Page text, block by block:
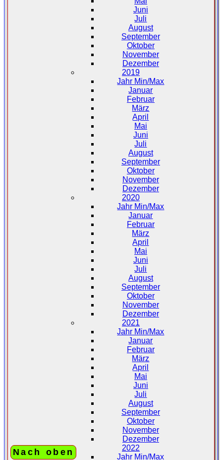
Juni
Juli
August
September
Oktober
November
Dezember
2019
Jahr Min/Max
Januar
Februar
März
April
Mai
Juni
Juli
August
September
Oktober
November
Dezember
2020
Jahr Min/Max
Januar
Februar
März
April
Mai
Juni
Juli
August
September
Oktober
November
Dezember
2021
Jahr Min/Max
Januar
Februar
März
April
Mai
Juni
Juli
August
September
Oktober
November
Dezember
2022
Jahr Min/Max
Nach oben